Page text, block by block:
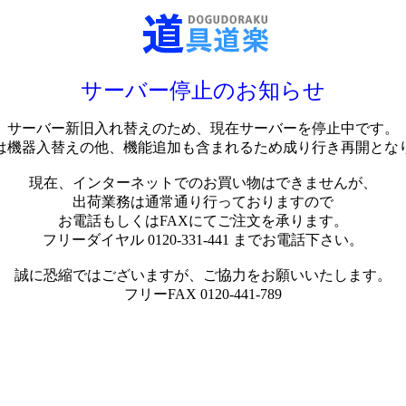
サーバー停止のお知らせ
サーバー新旧入れ替えのため、現在サーバーを停止中です。
機器入替えの他、機能追加も含まれるため成り行き再開とな
現在、インターネットでのお買い物はできませんが、
出荷業務は通常通り行っておりますので
お電話もしくはFAXにてご注文を承ります。
フリーダイヤル 0120-331-441 までお電話下さい。
誠に恐縮ではございますが、ご協力をお願いいたします。
フリーFAX 0120-441-789